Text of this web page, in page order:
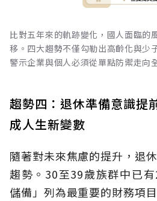
比對五年來的軌跡變化，國人面臨的
移。四大趨勢不僅勾勒出高齡化與少
警示企業與個人必須從單點防禦走向
趨勢四：退休準備意識提
成人生新變數
隨著對未來焦慮的提升，退
趨勢。30至39歲族群中已
儲備」列為最重要的財務項